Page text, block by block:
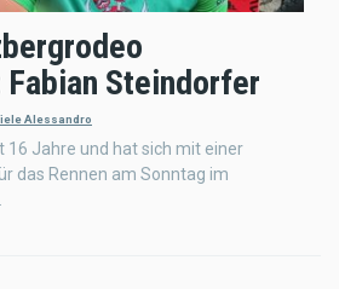
Steindorfer
Alessandro
16 Jahre und hat sich mit einer
das Rennen am Sonntag im